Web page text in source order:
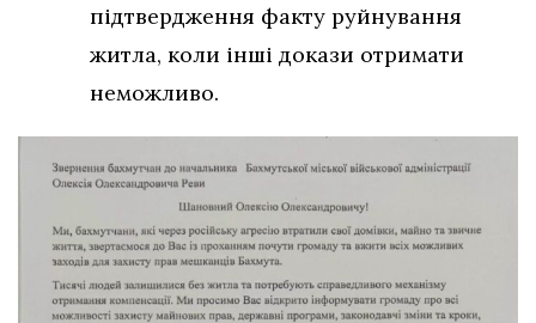
підтвердження факту руйнування
житла, коли інші докази отримати
неможливо.